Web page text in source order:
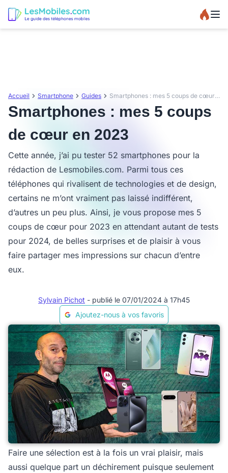
Accueil Smartphone Guides Smartphones : mes 5 coups de cœur en 2023
Smartphones : mes 5 coups
de cœur en 2023
Cette année, j’ai pu tester 52 smartphones pour la
rédaction de Lesmobiles.com. Parmi tous ces
téléphones qui rivalisent de technologies et de design,
certains ne m’ont vraiment pas laissé indifférent,
d’autres un peu plus. Ainsi, je vous propose mes 5
coups de cœur pour 2023 en attendant autant de tests
pour 2024, de belles surprises et de plaisir à vous
faire partager mes impressions sur chacun d’entre
eux.
Sylvain Pichot - publié le 07/01/2024 à 17h45
Ajoutez-nous à vos favoris
Faire une sélection est à la fois un vrai plaisir, mais
aussi quelque part un déchirement puisque seulement